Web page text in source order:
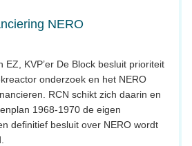
NERO
EZ, KVP’er De Block besluit prioriteit
onderzoek en het NERO
RCN schikt zich daarin en
1968-1970 de eigen
definitief besluit over NERO wordt